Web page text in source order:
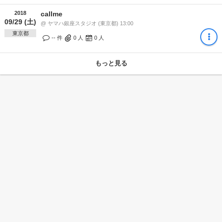
2018
09/29 (土)
東京都
callme
@ ヤマハ銀座スタジオ (東京都) 13:00
-- 件 0 人 0 人
もっと見る